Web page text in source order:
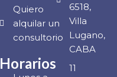
Quiero
alquilar un
consultorio
Horarios
6518,
Villa
Lugano,
CABA
11